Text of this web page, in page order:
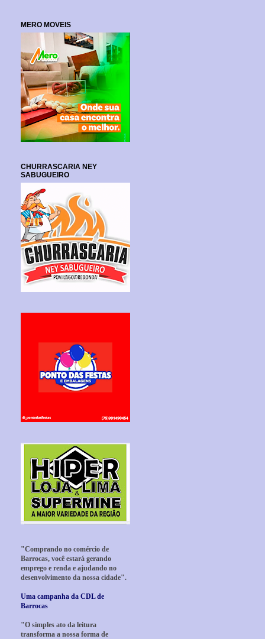
MERO MOVEIS
CHURRASCARIA NEY
SABUGUEIRO
"Comprando no comércio de
Barrocas, você estará gerando
emprego e renda e ajudando no
desenvolvimento da nossa cidade".
Uma campanha da CDL de
Barrocas
"O simples ato da leitura
transforma a nossa forma de